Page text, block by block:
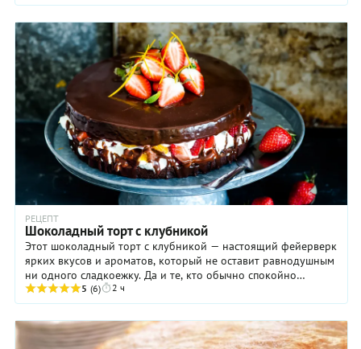
РЕЦЕПТ
Шоколадный торт с клубникой
Этот шоколадный торт с клубникой — настоящий фейерверк
ярких вкусов и ароматов, который не оставит равнодушным
ни одного сладкоежку. Да и те, кто обычно спокойно
относится к десертам, пожалуй, тоже не ...
5 (6) 2 ч